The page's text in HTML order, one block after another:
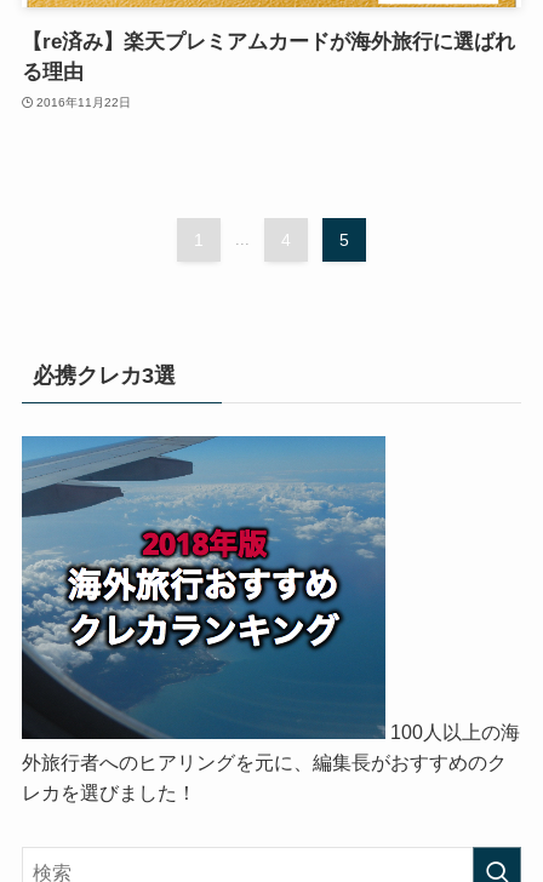
【re済み】楽天プレミアムカードが海外旅行に選ばれ
る理由
2016年11月22日
1 ... 4 5
必携クレカ3選
100人以上の海
外旅行者へのヒアリングを元に、編集長がおすすめのク
レカを選びました！